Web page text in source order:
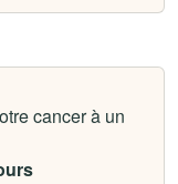
cancer à un